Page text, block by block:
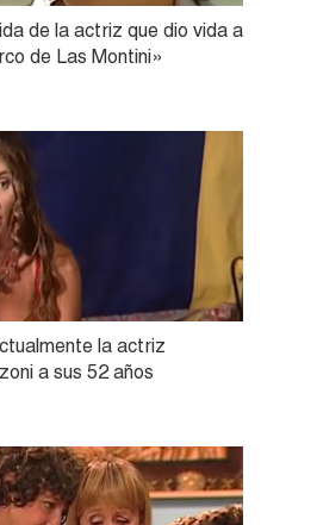
de la actriz que dio vida a
de Las Montini»
la actriz
a sus 52 años